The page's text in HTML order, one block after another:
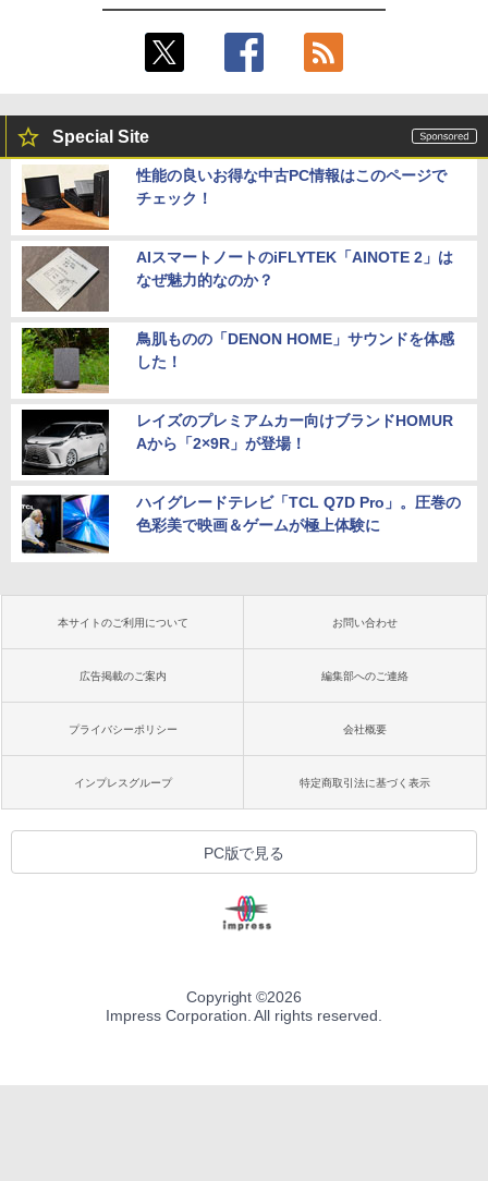
Special Site
性能の良いお得な中古PC情報はこのページで
チェック！
AIスマートノートのiFLYTEK「AINOTE 2」は
なぜ魅力的なのか？
鳥肌ものの「DENON HOME」サウンドを体感
した！
レイズのプレミアムカー向けブランドHOMUR
Aから「2×9R」が登場！
ハイグレードテレビ「TCL Q7D Pro」。圧巻の
色彩美で映画＆ゲームが極上体験に
本サイトのご利用について お問い合わせ
広告掲載のご案内 編集部へのご連絡
プライバシーポリシー 会社概要
インプレスグループ 特定商取引法に基づく表示
PC版で見る
Copyright ©2026
Impress Corporation. All rights reserved.